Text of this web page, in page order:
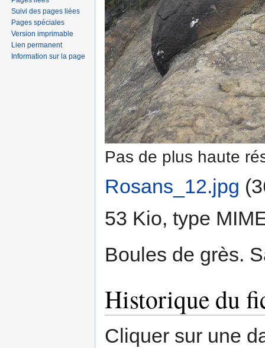
Pas de plus haute
Rosans_12.jpg
53 Kio, type
Boules de grès.
Historique du
Cliquer sur une
Suivi des pages liées
Pages spéciales
Version imprimable
Lien permanent
Information sur la page